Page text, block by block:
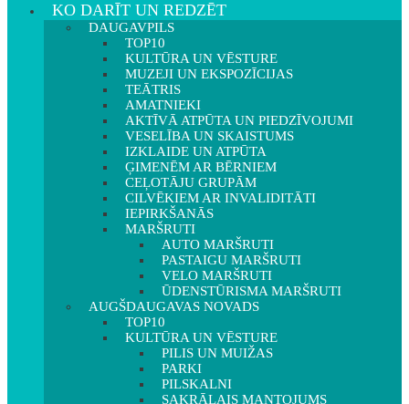
KO DARĪT UN REDZĒT
DAUGAVPILS
TOP10
KULTŪRA UN VĒSTURE
MUZEJI UN EKSPOZĪCIJAS
TEĀTRIS
AMATNIEKI
AKTĪVĀ ATPŪTA UN PIEDZĪVOJUMI
VESELĪBA UN SKAISTUMS
IZKLAIDE UN ATPŪTA
ĢIMENĒM AR BĒRNIEM
CEĻOTĀJU GRUPĀM
CILVĒKIEM AR INVALIDITĀTI
IEPIRKŠANĀS
MARŠRUTI
AUTO MARŠRUTI
PASTAIGU MARŠRUTI
VELO MARŠRUTI
ŪDENSTŪRISMA MARŠRUTI
AUGŠDAUGAVAS NOVADS
TOP10
KULTŪRA UN VĒSTURE
PILIS UN MUIŽAS
PARKI
PILSKALNI
SAKRĀLAIS MANTOJUMS